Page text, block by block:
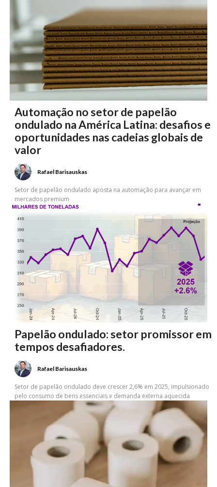
Automação no setor de papelão
ondulado na América Latina: desafios e
oportunidades nas cadeias globais de
valor
Rafael Barisauskas
Setor de papelão ondulado aposta na automação para avançar em
mercados premium
Papelão ondulado: setor promissor em
tempos desafiadores.
Rafael Barisauskas
Setor de papelão ondulado deve crescer 2,6% em 2025, impulsionado
pelo consumo de bens essenciais e demanda externa aquecida